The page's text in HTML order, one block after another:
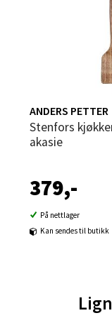
ANDERS PETTER
Stenfors kjøkkenredskaper 3 deler tre
akasie
379,-
På nettlager
Kan sendes til butikk
Sandvika
0 i butikk
Bergen